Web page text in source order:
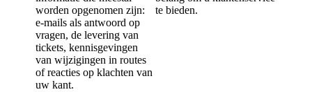
worden opgenomen zijn:
e-mails als antwoord op
vragen, de levering van
tickets, kennisgevingen
van wijzigingen in routes
of reacties op klachten van
uw kant.
te bieden.